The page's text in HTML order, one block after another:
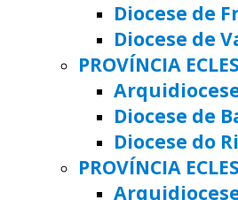
Diocese de
Diocese de
PROVÍNCIA
Diocese de
Diocese do
PROVÍNCIA